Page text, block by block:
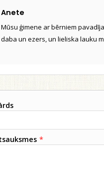
Anete
Mūsu ģimene ar bērniem
daba un ezers, un lieliska lauku
*